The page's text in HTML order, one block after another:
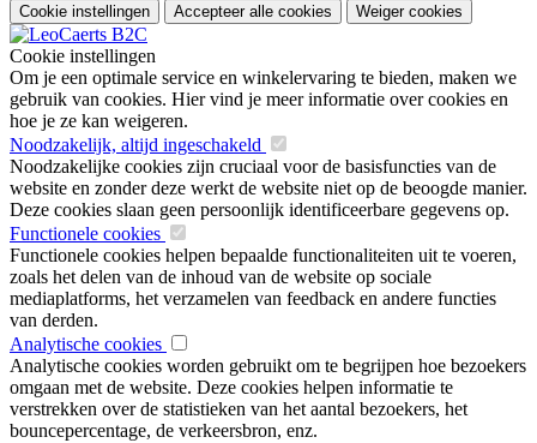
Cookie instellingen Accepteer alle cookies Weiger cookies
Cookie instellingen
Om je een optimale service en winkelervaring te bieden, maken we
gebruik van cookies. Hier vind je meer informatie over cookies en
hoe je ze kan weigeren.
Noodzakelijk, altijd ingeschakeld
Noodzakelijke cookies zijn cruciaal voor de basisfuncties van de
website en zonder deze werkt de website niet op de beoogde manier.
Deze cookies slaan geen persoonlijk identificeerbare gegevens op.
Functionele cookies
Functionele cookies helpen bepaalde functionaliteiten uit te voeren,
zoals het delen van de inhoud van de website op sociale
mediaplatforms, het verzamelen van feedback en andere functies
van derden.
Analytische cookies
Analytische cookies worden gebruikt om te begrijpen hoe bezoekers
omgaan met de website. Deze cookies helpen informatie te
verstrekken over de statistieken van het aantal bezoekers, het
bouncepercentage, de verkeersbron, enz.